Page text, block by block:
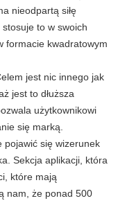
nieodpartą siłę
to w swoich
formacie kwadratowym
jest nic innego jak
jest to dłuższa
użytkownikowi
się marką.
pojawić się wizerunek
Sekcja aplikacji, która
które mają
nam, że ponad 500